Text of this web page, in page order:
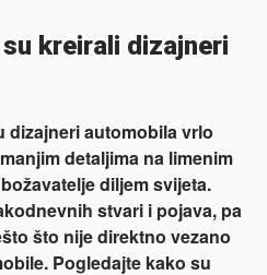
kreirali dizajneri
dizajneri automobila vrlo
detaljima na limenim
diljem svijeta.
stvari i pojava, pa
što nije direktno vezano
Pogledajte kako su